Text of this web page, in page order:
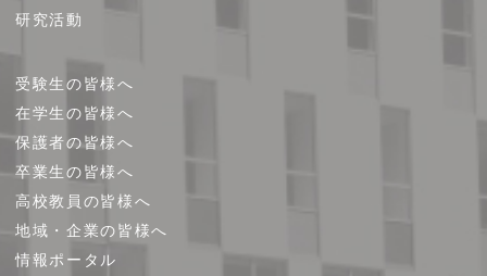
研究活動
受験生の皆様へ
在学生の皆様へ
保護者の皆様へ
卒業生の皆様へ
高校教員の皆様へ
地域・企業の皆様へ
情報ポータル